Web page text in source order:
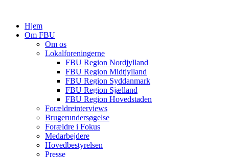
Hjem
Om FBU
Om os
Lokalforeningerne
FBU Region Nordjylland
FBU Region Midtjylland
FBU Region Syddanmark
FBU Region Sjælland
FBU Region Hovedstaden
Forældreinterviews
Brugerundersøgelse
Forældre i Fokus
Medarbejdere
Hovedbestyrelsen
Presse